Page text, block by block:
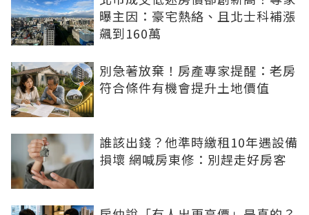
曝主因：豪宅熱絡、且北士科補漲
飆到160萬
別急著放棄！房產專家提醒：老房
符合條件有機會提升土地價值
誰該出錢？他準時繳租10年遇設備
損壞 網喊房東修：別趕走好房客